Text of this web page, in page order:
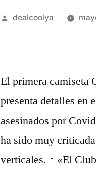
Publicado
dealcoolya
El primera camiseta
presenta detalles en
asesinados por
ha sido muy
verticales. ↑ «El